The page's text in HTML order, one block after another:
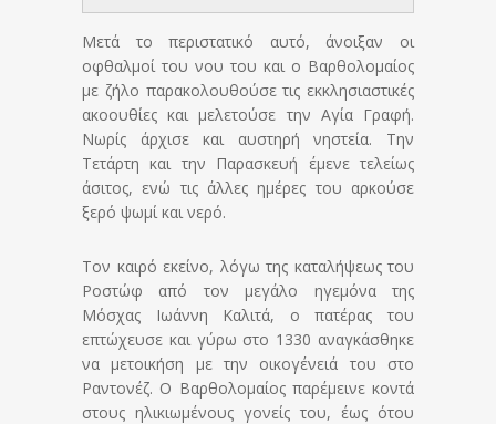
Μετά το περιστατικό αυτό, άνοιξαν οι
οφθαλμοί του νου του και ο Βαρθολομαίος
με ζήλο παρακολουθούσε τις εκκλησιαστικές
ακοουθίες και μελετούσε την Αγία Γραφή.
Νωρίς άρχισε και αυστηρή νηστεία. Την
Τετάρτη και την Παρασκευή έμενε τελείως
άσιτος, ενώ τις άλλες ημέρες του αρκούσε
ξερό ψωμί και νερό.
Τον καιρό εκείνο, λόγω της καταλήψεως του
Ροστώφ από τον μεγάλο ηγεμόνα της
Μόσχας Ιωάννη Καλιτά, ο πατέρας του
επτώχευσε και γύρω στο 1330 αναγκάσθηκε
να μετοικήση με την οικογένειά του στο
Ραντονέζ. Ο Βαρθολομαίος παρέμεινε κοντά
στους ηλικιωμένους γονείς του, έως ότου